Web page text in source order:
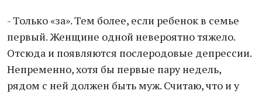
- Только «за». Тем более, если ребенок в семье
первый. Женщине одной невероятно тяжело.
Отсюда и появляются послеродовые депрессии.
Непременно, хотя бы первые пару недель,
рядом с ней должен быть муж. Считаю, что и у